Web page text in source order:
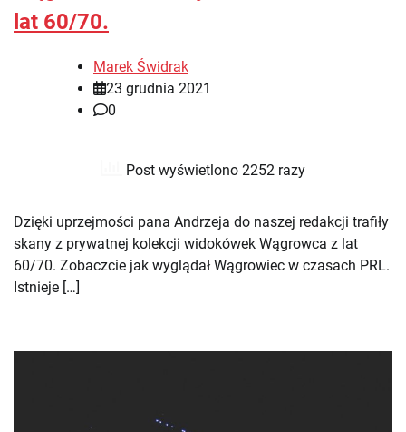
lat 60/70.
Marek Świdrak
23 grudnia 2021
0
Post wyświetlono 2252 razy
Dzięki uprzejmości pana Andrzeja do naszej redakcji trafiły
skany z prywatnej kolekcji widokówek Wągrowca z lat
60/70. Zobaczcie jak wyglądał Wągrowiec w czasach PRL.
Istnieje […]